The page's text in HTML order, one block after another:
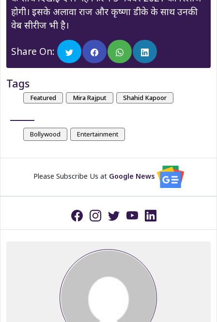
होगी। इसके अलावा राज और कृष्णा डीके के साथ उनकी
वेब सीरीज भी है।
Share On:
Tags
Featured Mira Rajput Shahid Kapoor
Bollywood Entertainment
Please Subscribe Us at Google News